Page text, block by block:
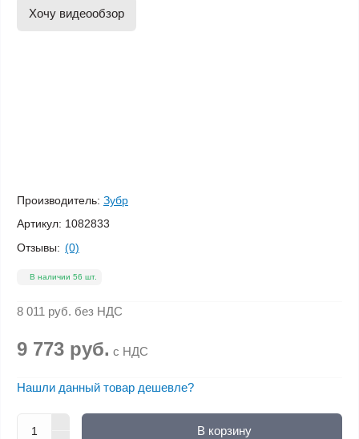
Хочу видеообзор
Производитель: Зубр
Артикул: 1082833
Отзывы: (0)
В наличии 56 шт.
8 011 руб. без НДС
9 773 руб. с НДС
Нашли данный товар дешевле?
В корзину